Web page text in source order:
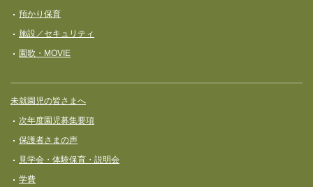
預かり保育
施設／セキュリティ
園歌・MOVIE
未就園児の皆さまへ
次年度園児募集要項
保護者さまの声
見学会・体験保育・説明会
学費